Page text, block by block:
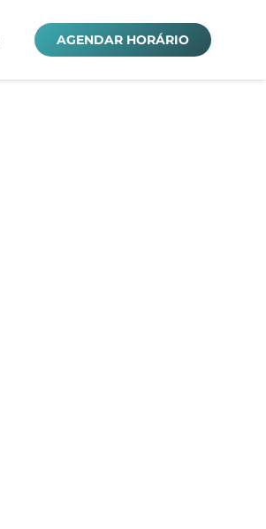
AGENDAR HORÁRIO